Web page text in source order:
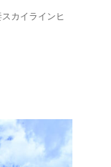
カイラインヒ